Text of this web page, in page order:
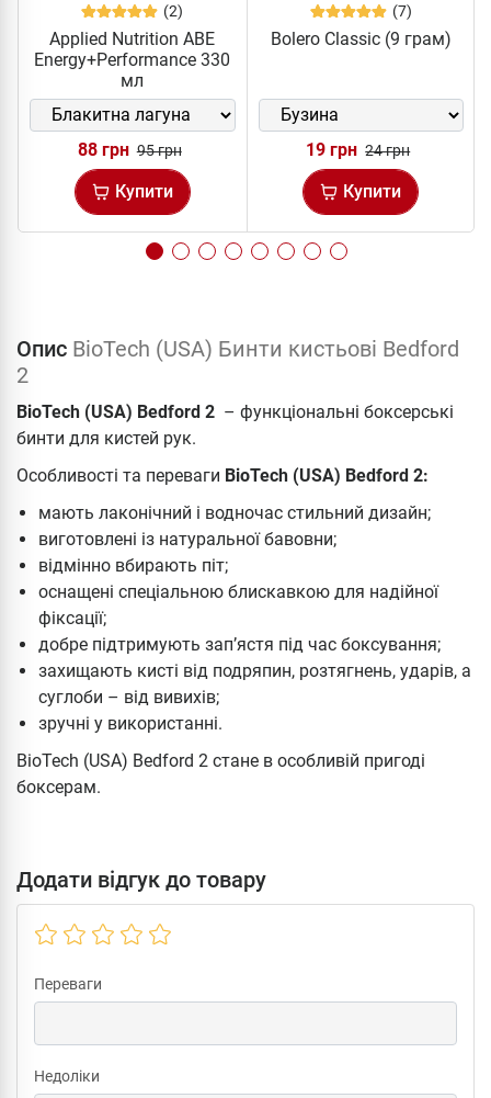
(2)
Applied Nutrition ABE
Energy+Performance 330
мл
88 грн 95 грн
Купити
(7)
Bolero Classic (9 грам)
19 грн 24 грн
Купити
Опис BioTech (USA) Бинти кистьові Bedford
2
BioTech (USA) Bedford 2 – функціональні боксерські
бинти для кистей рук.
Особливості та переваги BioTech (USA) Bedford 2:
мають лаконічний і водночас стильний дизайн;
виготовлені із натуральної бавовни;
відмінно вбирають піт;
оснащені спеціальною блискавкою для надійної
фіксації;
добре підтримують зап’ястя під час боксування;
захищають кисті від подряпин, розтягнень, ударів, а
суглоби – від вивихів;
зручні у використанні.
BioTech (USA) Bedford 2 стане в особливій пригоді
боксерам.
Додати відгук до товару
Переваги
Недоліки